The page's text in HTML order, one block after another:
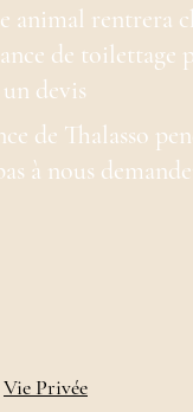
animal rentrera
de
devis
de Thalasso
à nous
Vie Privée